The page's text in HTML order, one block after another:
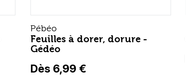
Pébéo
Feuilles à dorer, dorure -
Gédéo
Dès 6,99 €